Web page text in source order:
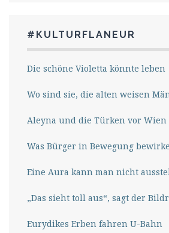
#KULTURFLANEUR
Die schöne Violetta könnte leben
Wo sind sie, die alten weisen
Aleyna und die Türken vor Wien
Was Bürger in Bewegung
Eine Aura kann man nicht
„Das sieht toll aus“, sagt der
Eurydikes Erben fahren U-Bahn